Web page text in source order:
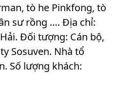
tò he Pinkfong, tò
sư rồng …. Địa chỉ:
Đối tượng: Cán bộ,
Sosuven. Nhà tổ
Số lượng khách: